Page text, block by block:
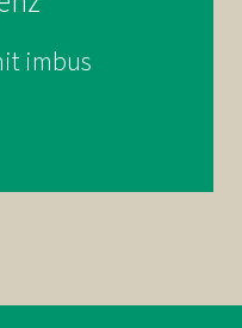
imbus